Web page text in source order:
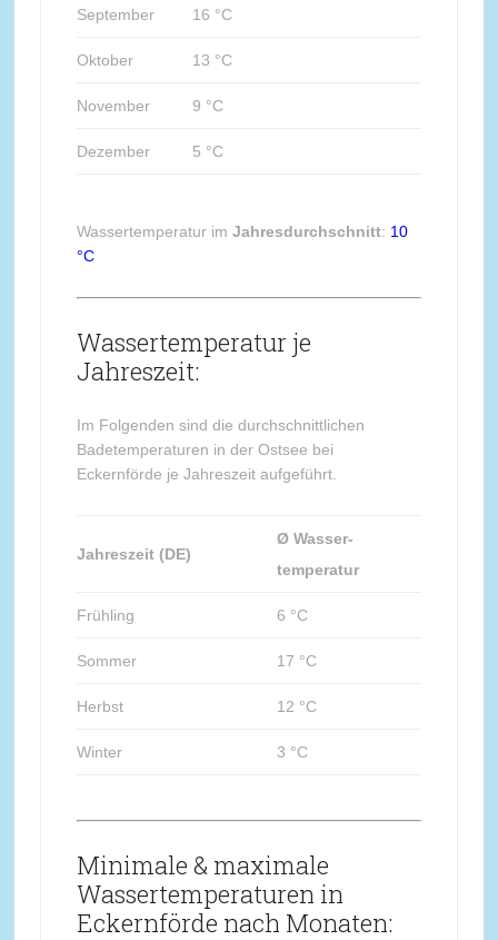
September 16 °C
Oktober 13 °C
November 9 °C
Dezember 5 °C
Wassertemperatur im Jahresdurchschnitt: 10
°C
Wassertemperatur je
Jahreszeit:
Im Folgenden sind die durchschnittlichen
Badetemperaturen in der Ostsee bei
Eckernförde je Jahreszeit aufgeführt.
Jahreszeit (DE)
Ø Wasser-
temperatur
Frühling 6 °C
Sommer 17 °C
Herbst 12 °C
Winter 3 °C
Minimale & maximale
Wassertemperaturen in
Eckernförde nach Monaten: